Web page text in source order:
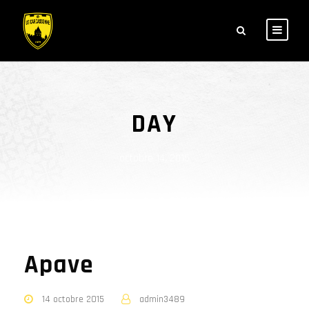
DAY
Apave
14 octobre 2015
admin3489